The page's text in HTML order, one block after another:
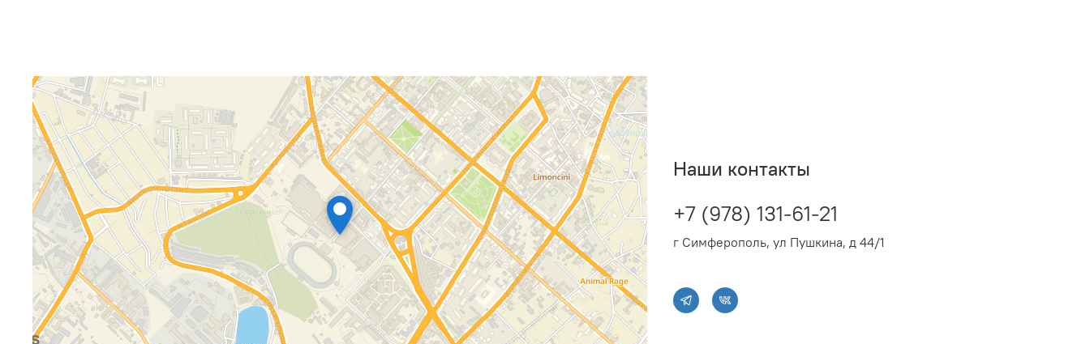
Наши контакты
+7 (978) 131-61-21
г Симферополь, ул Пушкина, д 44/1